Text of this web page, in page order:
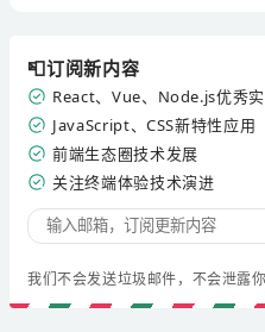
📮订阅新内容
React、Vue、Node.js优秀
JavaScript、CSS新特性应用
前端生态圈技术发展
关注终端体验技术演进
我们不会发送垃圾邮件，不会泄露